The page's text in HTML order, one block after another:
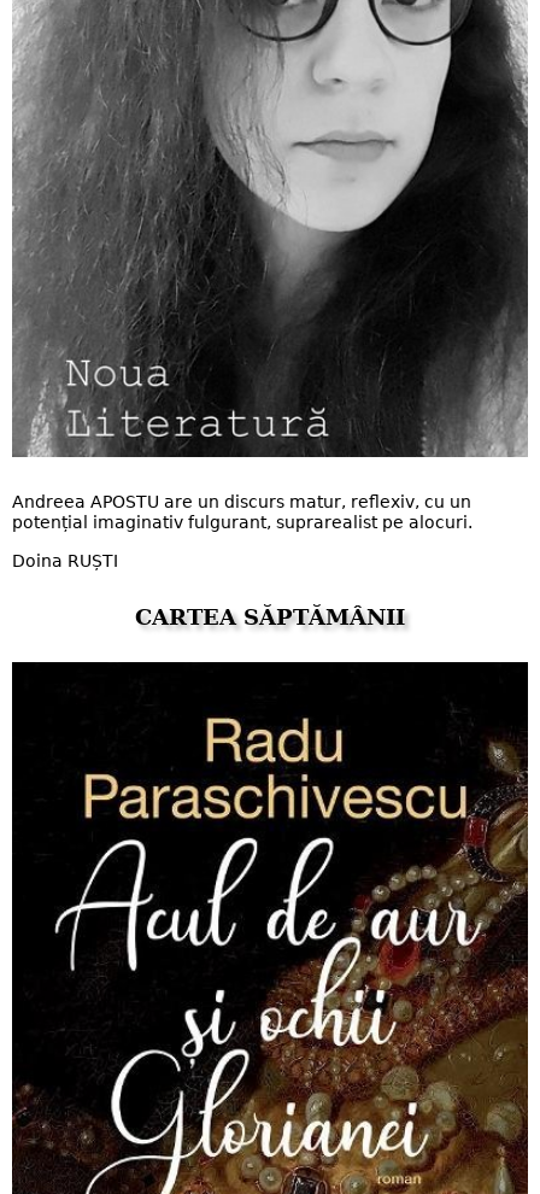
Andreea APOSTU are un discurs matur, reflexiv, cu un
potențial imaginativ fulgurant, suprarealist pe alocuri.
Doina RUȘTI
CARTEA SĂPTĂMÂNII